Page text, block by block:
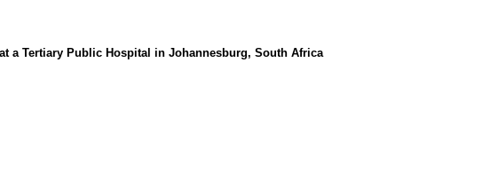
a Tertiary Public Hospital in Johannesburg, South Africa